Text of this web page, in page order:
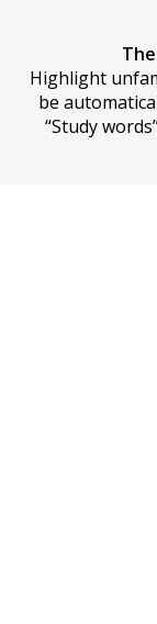
Highlight
be
“Study